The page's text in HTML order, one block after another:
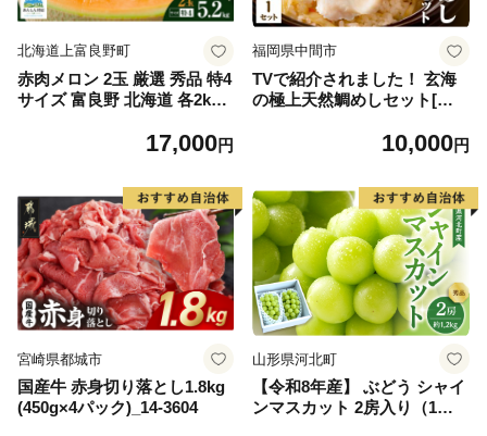
北海道上富良野町
赤肉メロン 2玉 厳選 秀品 特4
サイズ 富良野 北海道 各2kg
富良野 メロン めろん 果物 く
17,000円
福岡県中間市
TVで紹介されました！ 玄海
の極上天然鯛めしセット[鯛
だし]【010-0001】10,000円
宮崎県都城市
国産牛 赤身切り落とし1.8kg
(450g×4パック)_14-3604
山形県河北町
【令和8年産】 ぶどう シャイ
ンマスカット 2房入り（1房6